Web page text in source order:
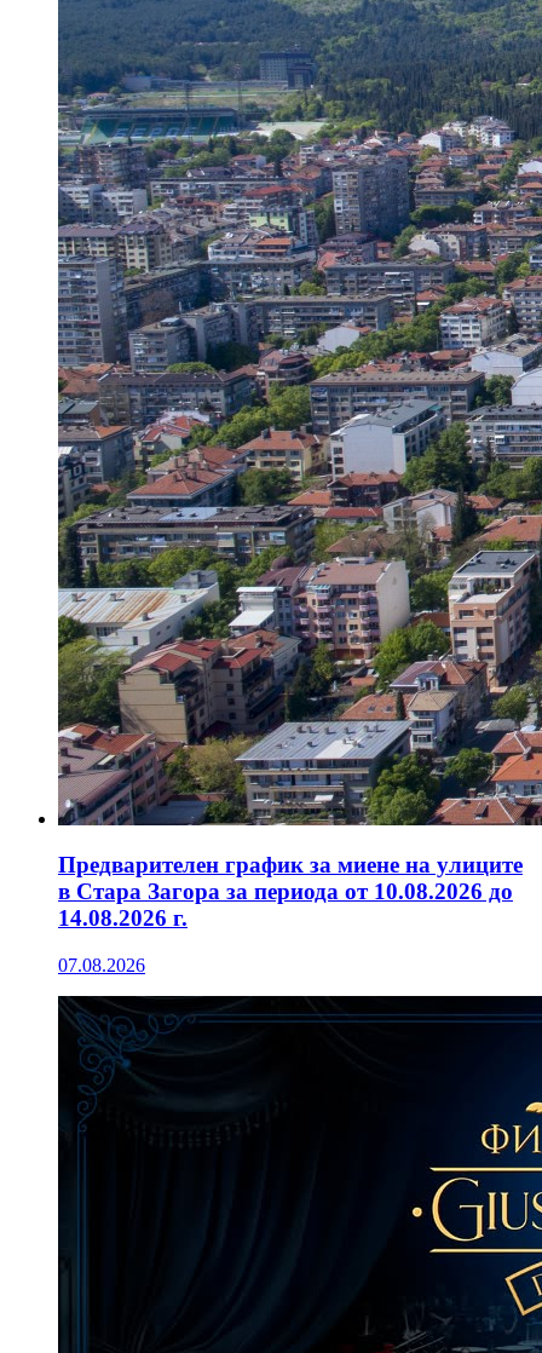
Предварителен график за миене на улиците
в Стара Загора за периода от 10.08.2026 до
14.08.2026 г.
07.08.2026